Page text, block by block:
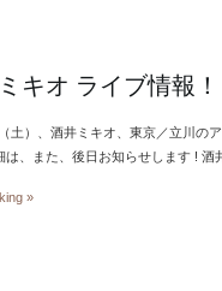
キオ ライブ情報！
土）、酒井ミキオ、東京／立川の
は、また、後日お知らせします ! 酒
»